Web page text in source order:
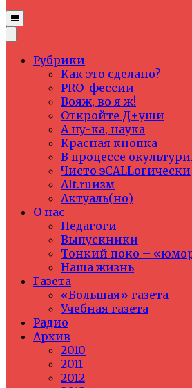
Рубрики
Как это сделано?
PRO-фессии
Вояж, во я ж!
Откройте Д+уши
А ну-ка, наука
Красная кнопка
В процессе
Чисто эCALLогически
Alt.ruизм
Актуаль(но)
О нас
Педагоги
Выпускники
Тонкий поко –
Наша жизнь
Газета
«Большая» газета
Учебная газета
Радио
Архив
2010
2011
2012